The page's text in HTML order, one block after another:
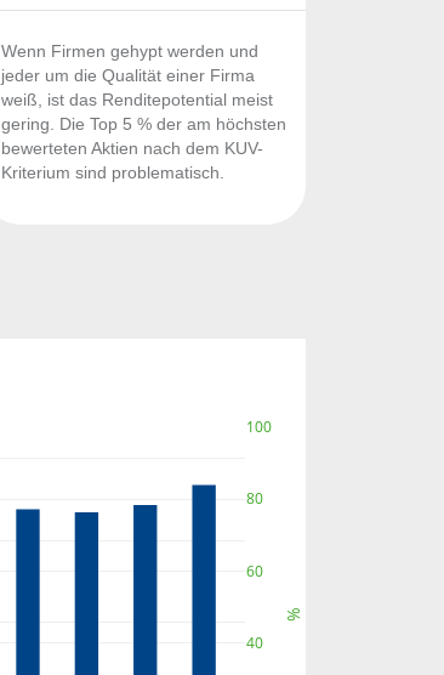
Wenn Firmen gehypt werden und
jeder um die Qualität einer Firma
weiß, ist das Renditepotential meist
gering. Die Top 5 % der am höchsten
bewerteten Aktien nach dem KUV-
Kriterium sind problematisch.
40
60
80
100
%